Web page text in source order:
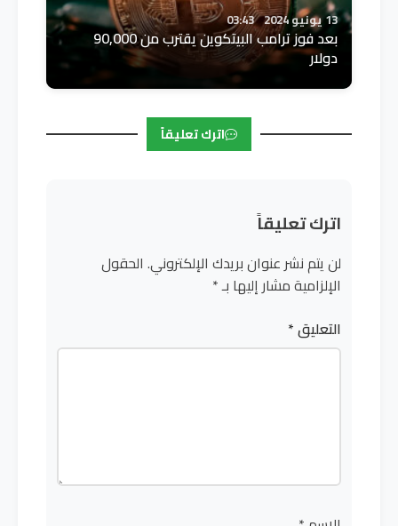
13 يونيو 2024 03:43
بعد فوز ترامب البيتكوين يقترب من 90,000
دولار
اترك تعليقاً
اترك تعليقاً
لن يتم نشر عنوان بريدك الإلكتروني. الحقول
الإلزامية مشار إليها بـ*
التعليق*